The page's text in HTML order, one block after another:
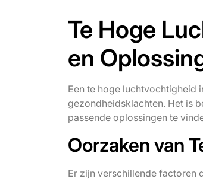
Te Hoge
en
Een te hoge luchtvochtigheid
gezondheidsklachten. Het is
passende oplossingen te
Oorzaken van
Er zijn verschillende factoren